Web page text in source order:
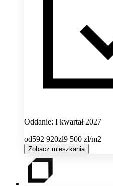
Oddanie: I kwartał 2027
od592 920zł9 500 zł/m2
Zobacz mieszkania